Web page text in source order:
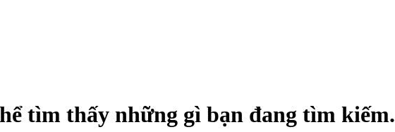
tìm thấy những gì bạn đang tìm kiếm.